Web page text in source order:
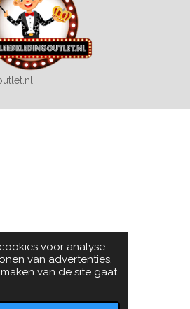
voor analyse-
van advertenties.
van de site gaat